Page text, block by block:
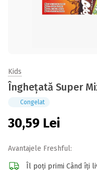
Kids
Înghețată Super
Congelat
30,59 Lei
Avantajele Freshful:
Îl poți primi Când îți